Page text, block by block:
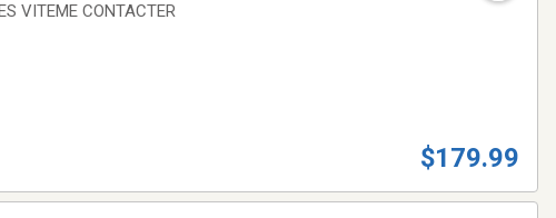
VITEME CONTACTER
$179.99